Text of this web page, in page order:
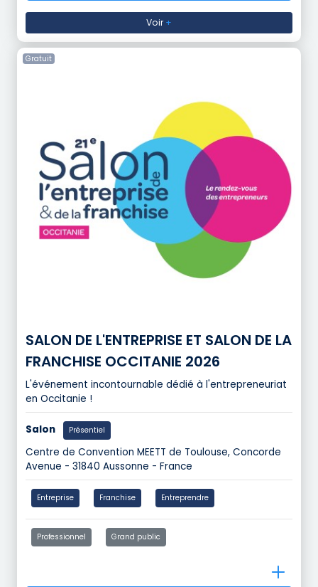
Voir+
Gratuit
SALON DE L'ENTREPRISE ET SALON DE LA
FRANCHISE OCCITANIE 2026
L'événement incontournable dédié à l'entrepreneuriat
en Occitanie !
Salon Présentiel
Centre de Convention MEETT de Toulouse, Concorde
Avenue - 31840 Aussonne - France
Entreprise Franchise Entreprendre
Professionnel Grand public